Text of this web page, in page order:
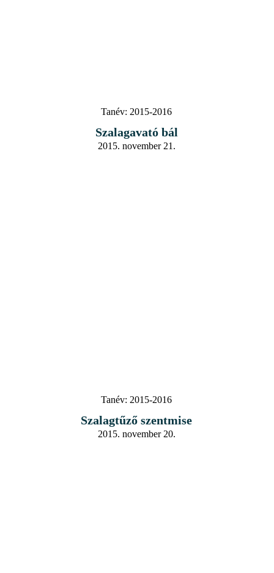
Tanév: 2015-2016
Szalagavató bál
2015. november 21.
Tanév: 2015-2016
Szalagtűző szentmise
2015. november 20.